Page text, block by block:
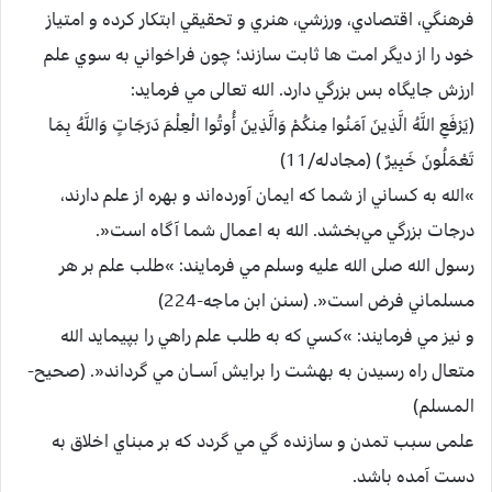
فرهنگي، اقتصادي، ورزشي، هنري و تحقيقي ابتكار كرده و امتياز
خود را از ديگر امت ها ثابت سازند؛ چون فراخواني به سوي علم
ارزش جایگاه بس بزرگي دارد. الله تعالی مي فرمايد:
(يَرْفَعِ اللَّهُ الَّذِينَ آمَنُوا مِنكُمْ وَالَّذِينَ أُوتُوا الْعِلْمَ دَرَجَاتٍ وَاللَّهُ بِمَا
تَعْمَلُونَ خَبِيرٌ ) ‏(مجادله/11)
»الله به كساني از شما كه ايمان آورده‌اند و بهره از علم دارند،
درجات بزرگي مي‌بخشد.‏ الله به اعمال شما آگاه است«.
رسول الله صلی الله عليه وسلم مي فرمايند:‌ »طلب علم بر هر
مسلماني فرض است«. (سنن ابن ماجه-224)
و نيز مي فرمايند: »‌كسي كه به طلب علم راهي را بپيمايد الله
متعال راه رسيدن به بهشت را برايش آســان مي گرداند«. (صحیح-
المسلم)
علمی سبب تمدن و سازنده گي مي گردد كه بر مبناي اخلاق به
دست آمده باشد.